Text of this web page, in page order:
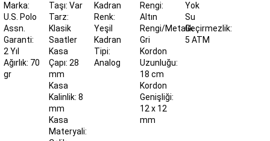
Marka:
U.S. Polo
Assn.
Garanti:
2 Yıl
Ağırlık: 70
gr
Taşı: Var
Tarz:
Klasik
Saatler
Kasa
Çapı: 28
mm
Kasa
Kalinlik: 8
mm
Kasa
Materyali:
Kadran
Renk:
Yeşil
Kadran
Tipi:
Analog
Rengi:
Altın
Rengi/Metalik
Gri
Kordon
Uzunluğu:
18 cm
Kordon
Genişliği:
12 x 12
mm
Yok
Su
Geçirmezlik:
5 ATM